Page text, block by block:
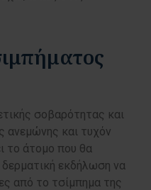
σοβαρότητας και
ανεμώνης και τυχόν
το άτομο που θα
εκδήλωση να
από το τσίμπημα της